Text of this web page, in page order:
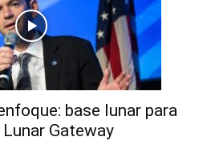
base lunar para
Gateway